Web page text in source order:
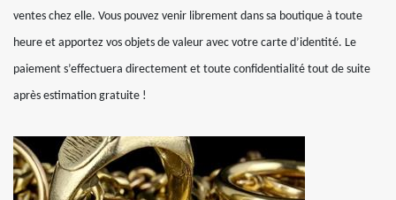
ventes chez elle. Vous pouvez venir librement dans sa boutique à toute
heure et apportez vos objets de valeur avec votre carte d’identité. Le
paiement s’effectuera directement et toute confidentialité tout de suite
après estimation gratuite !